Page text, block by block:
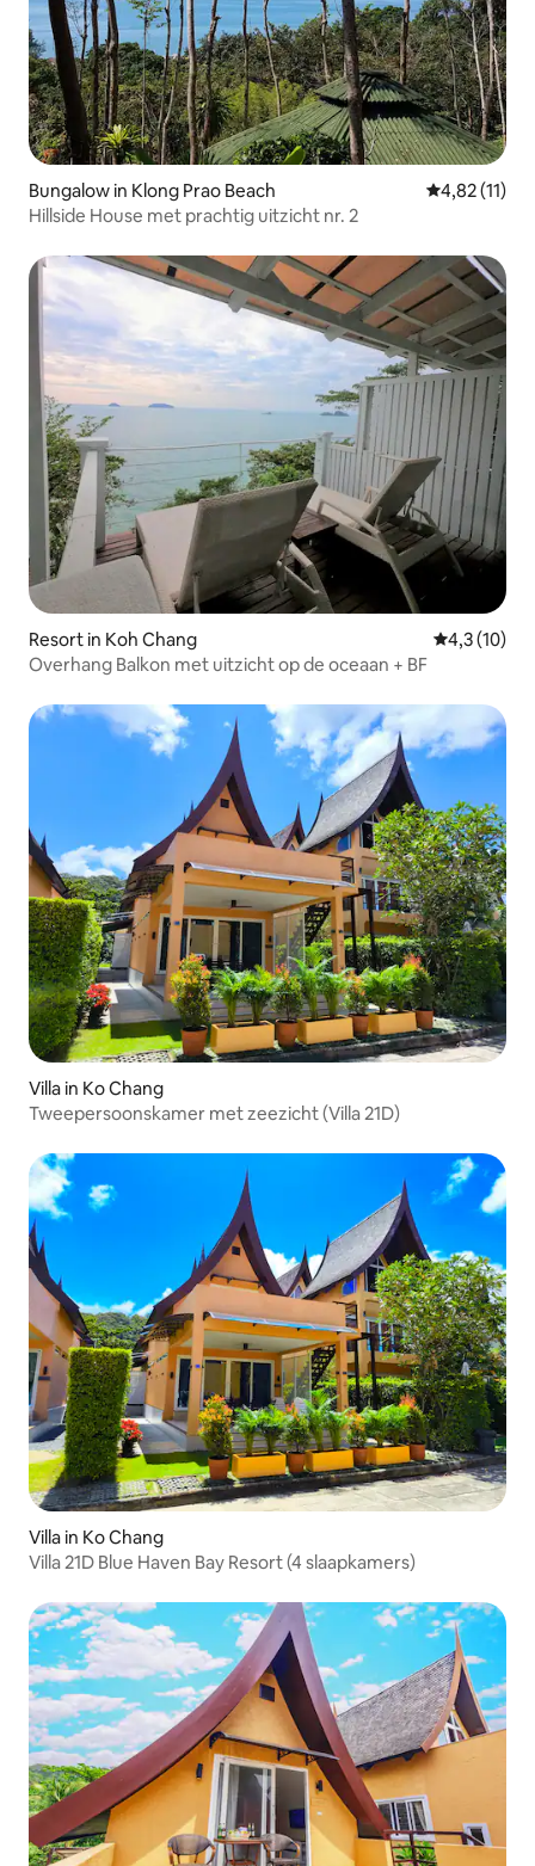
Bungalow in Klong Prao Beach Gemiddelde
4,82 (11)
Hillside House met prachtig uitzicht nr. 2
Resort in Koh Chang
4,3 (10)
Overhang Balkon met uitzicht op de oceaan + BF
Villa in Ko Chang
Tweepersoonskamer met zeezicht (Villa 21D)
Villa in Ko Chang
Villa 21D Blue Haven Bay Resort (4 slaapkamers)